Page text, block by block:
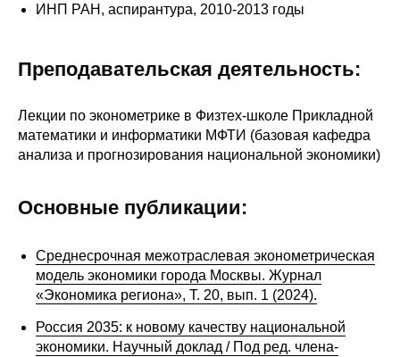
О совете
Регулярные прогнозы
Квартальный прогноз
Краткосрочный прогноз
производства
Российская Система Климатического
Мониторинга
ИНП РАН, аспирантура, 2010-2013 годы
Преподавательская деятельность:
Лекции по эконометрике в Физтех-школе Прикладной
математики и информатики МФТИ (базовая кафедра
анализа и прогнозирования национальной экономики)
Основные публикации:
Среднесрочная межотраслевая эконометрическая
модель экономики города Москвы. Журнал
«Экономика региона», Т. 20, вып. 1 (2024).
Россия 2035: к новому качеству национальной
экономики. Научный доклад / Под ред. члена-